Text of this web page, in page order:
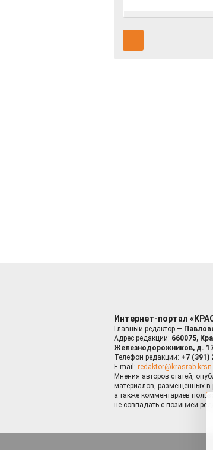
Интернет-портал
Главный редактор —
Адрес редакции: 660075,
Железнодорожников, д.
Телефон редакции: +7 (391)
E-mail:
Мнения авторов статей,
материалов, размещённых в
а также комментариев
не совпадать с позицией